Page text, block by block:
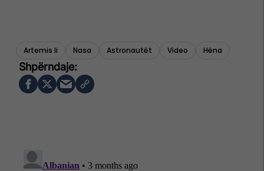
Artemis Ii Nasa Astronautët Video Hëna